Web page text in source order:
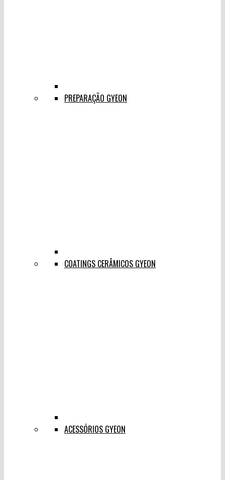
PREPARAÇÃO GYEON
COATINGS CERÂMICOS GYEON
ACESSÓRIOS GYEON